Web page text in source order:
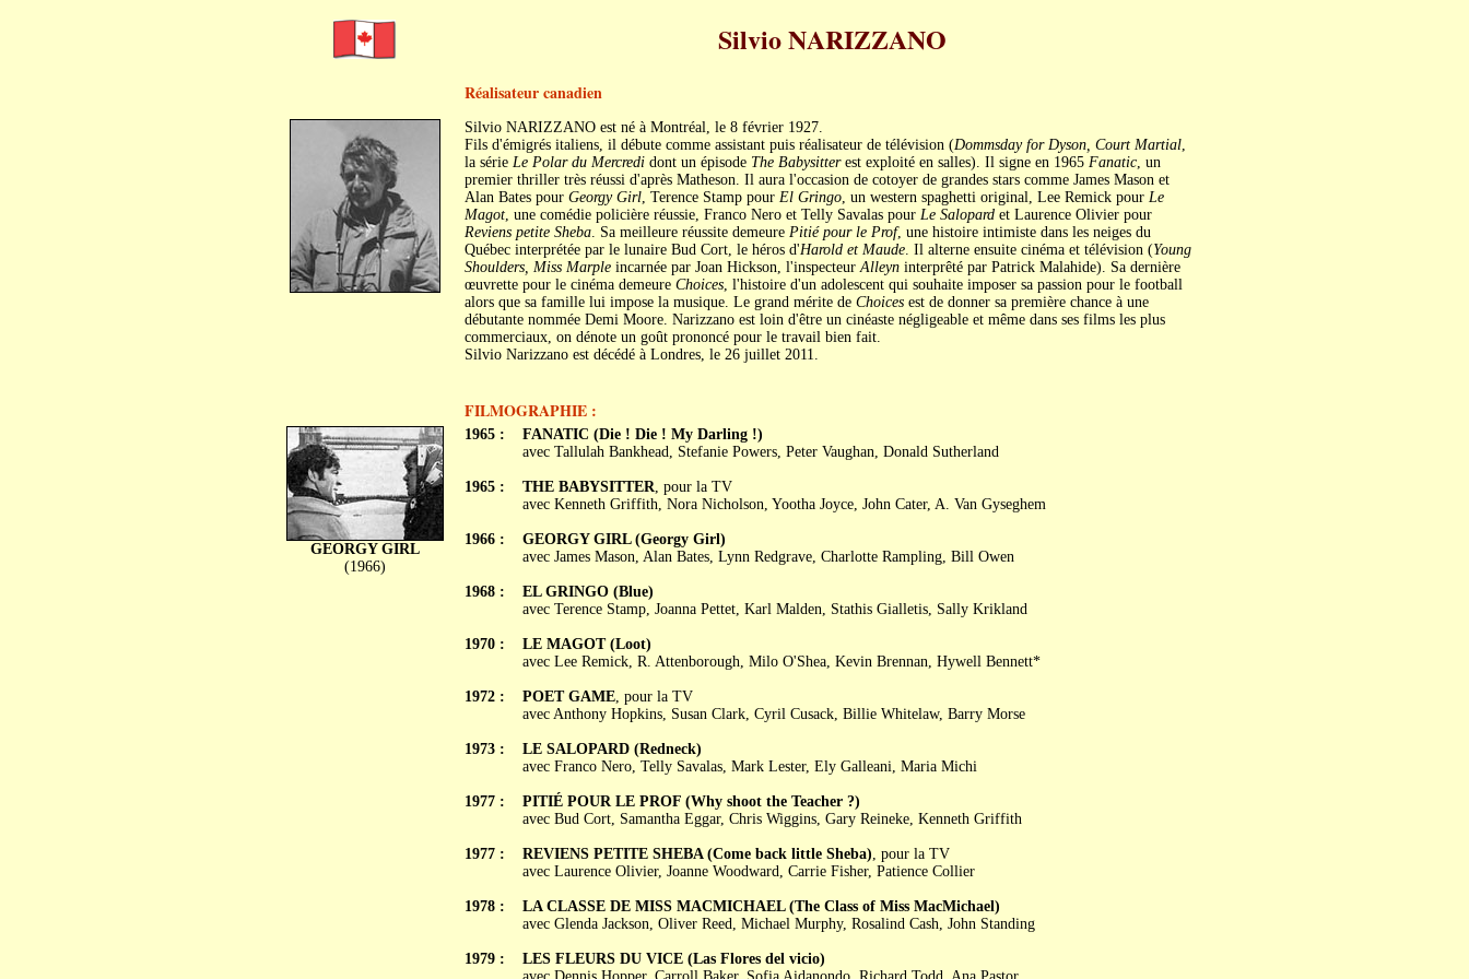
Silvio NARIZZANO
Réalisateur canadien
Silvio NARIZZANO est né à Montréal, le 8 février 1927.
Fils d'émigrés italiens, il débute comme assistant puis réalisateur de télévision (Dommsday for Dyson, Court Martial,
la série Le Polar du Mercredidont un épisode The Babysitterest exploité en salles). Il signe en 1965 Fanatic, un
premier thriller très réussi d'après Matheson. Il aura l'occasion de cotoyer de grandes stars comme James Mason et
Alan Bates pour Georgy Girl, Terence Stamp pour El Gringo, un western spaghetti original, Lee Remick pour Le
Magot, une comédie policière réussie, Franco Nero et Telly Savalas pour Le Salopardet Laurence Olivier pour
Reviens petite Sheba. Sa meilleure réussite demeure Pitié pour le Prof, une histoire intimiste dans les neiges du
Québec interprétée par le lunaire Bud Cort, le héros d'Harold et Maude. Il alterne ensuite cinéma et télévision (Young
Shoulders, Miss Marpleincarnée par Joan Hickson, l'inspecteurAlleyninterprêté par Patrick Malahide). Sa dernière
œuvrette pour le cinéma demeure Choices, l'histoire d'un adolescent qui souhaite imposer sa passion pour le football
alors que sa famille lui impose la musique. Le grand mérite de Choicesest de donner sa première chance à une
débutante nommée Demi Moore. Narizzano est loin d'être un cinéaste négligeable et même dans ses films les plus
commerciaux, on dénote un goût prononcé pour le travail bien fait.
Silvio Narizzano est décédé à Londres, le 26 juillet 2011.
FILMOGRAPHIE :
GEORGY GIRL
(1966)
1965 :
1965 :
1966 :
1968 :
1970 :
1972 :
1973 :
1977 :
1977 :
1978 :
1979 :
FANATIC (Die ! Die ! My Darling !)
avec Tallulah Bankhead, Stefanie Powers, Peter Vaughan, Donald Sutherland
THE BABYSITTER, pour la TV
avec Kenneth Griffith, Nora Nicholson, Yootha Joyce, John Cater, A. Van Gyseghem
GEORGY GIRL (Georgy Girl)
avec James Mason, Alan Bates, Lynn Redgrave, Charlotte Rampling, Bill Owen
EL GRINGO (Blue)
avec Terence Stamp, Joanna Pettet, Karl Malden, Stathis Gialletis, Sally Krikland
LE MAGOT (Loot)
avec Lee Remick, R. Attenborough, Milo O'Shea, Kevin Brennan, Hywell Bennett*
POET GAME, pour la TV
avec Anthony Hopkins, Susan Clark, Cyril Cusack, Billie Whitelaw, Barry Morse
LE SALOPARD (Redneck)
avec Franco Nero, Telly Savalas, Mark Lester, Ely Galleani, Maria Michi
PITIÉ POUR LE PROF (Why shoot the Teacher ?)
avec Bud Cort, Samantha Eggar, Chris Wiggins, Gary Reineke, Kenneth Griffith
REVIENS PETITE SHEBA (Come back little Sheba), pour la TV
avec Laurence Olivier, Joanne Woodward, Carrie Fisher, Patience Collier
LA CLASSE DE MISS MACMICHAEL (The Class of Miss MacMichael)
avec Glenda Jackson, Oliver Reed, Michael Murphy, Rosalind Cash, John Standing
LES FLEURS DU VICE (Las Flores del vicio)